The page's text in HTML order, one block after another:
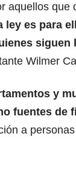
aquellos que
ley es para
Wilmer
y
fuentes de
a